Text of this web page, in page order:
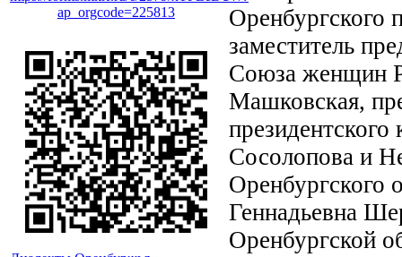
ap_orgcode=225813
Оренбургского
заместитель
Союза женщин
Машковская,
Сосолопова и
Оренбургского
Геннадьевна
Оренбургской